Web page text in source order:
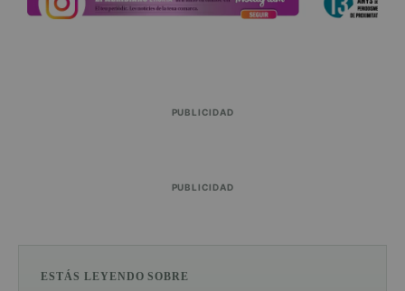
PUBLICIDAD
PUBLICIDAD
ESTÁS LEYENDO SOBRE